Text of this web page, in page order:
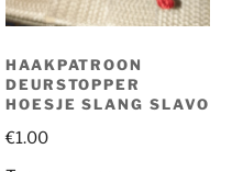
(0)
HAAKPATROON
DEURSTOPPER
HOESJE SLANG SLAVO
€1.00